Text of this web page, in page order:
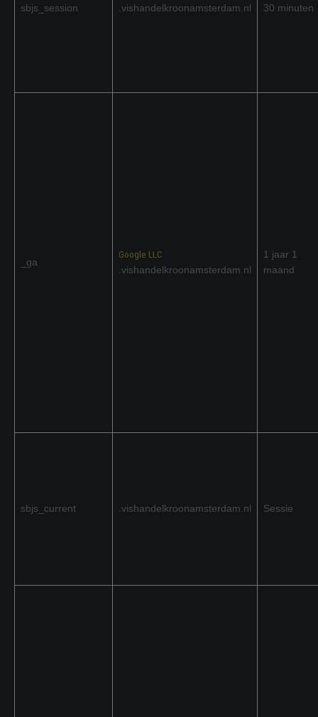
sbjs_session .vishandelkroonamsterdam.nl 30 minuten
_ga
Google LLC
.vishandelkroonamsterdam.nl
1 jaar 1
maand
sbjs_current .vishandelkroonamsterdam.nl Sessie